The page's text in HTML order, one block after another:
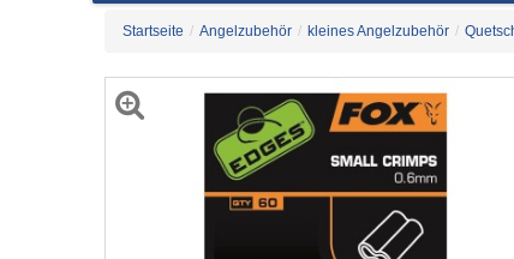
Startseite / Angelzubehör / kleines Angelzubehör /